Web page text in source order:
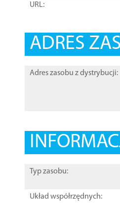
URL:
ADRES
Adres zasobu z dystrybucji:
Typ zasobu:
Układ współrzędnych: